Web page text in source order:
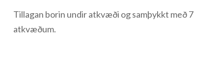
Tillagan borin undir atkvæði og samþykkt með 7
atkvæðum.